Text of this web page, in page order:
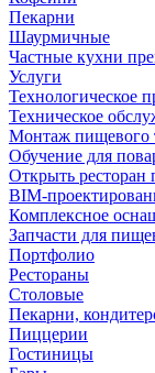
Пекарни
Шаурмичные
Частные кухни
Услуги
Технологическое
Техническое
Монтаж пищевого
Обучение для
Открыть ресторан
BIM-
Комплексное
Запчасти для
Портфолио
Рестораны
Столовые
Пекарни,
Пиццерии
Гостиницы